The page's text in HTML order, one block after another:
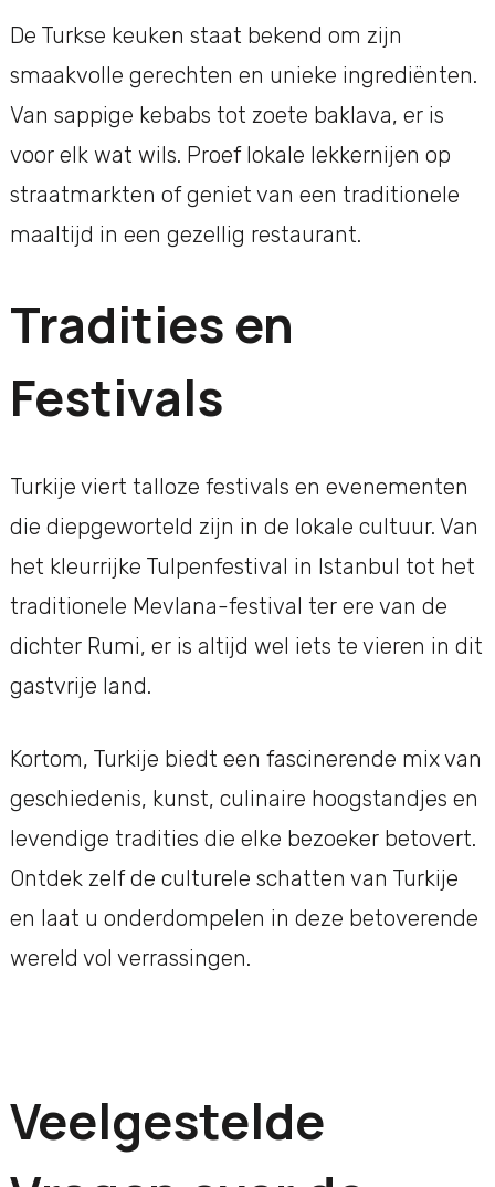
De Turkse keuken staat bekend om zijn
smaakvolle gerechten en unieke ingrediënten.
Van sappige kebabs tot zoete baklava, er is
voor elk wat wils. Proef lokale lekkernijen op
straatmarkten of geniet van een traditionele
maaltijd in een gezellig restaurant.
Tradities en
Festivals
Turkije viert talloze festivals en evenementen
die diepgeworteld zijn in de lokale cultuur. Van
het kleurrijke Tulpenfestival in Istanbul tot het
traditionele Mevlana-festival ter ere van de
dichter Rumi, er is altijd wel iets te vieren in dit
gastvrije land.
Kortom, Turkije biedt een fascinerende mix van
geschiedenis, kunst, culinaire hoogstandjes en
levendige tradities die elke bezoeker betovert.
Ontdek zelf de culturele schatten van Turkije
en laat u onderdompelen in deze betoverende
wereld vol verrassingen.
Veelgestelde